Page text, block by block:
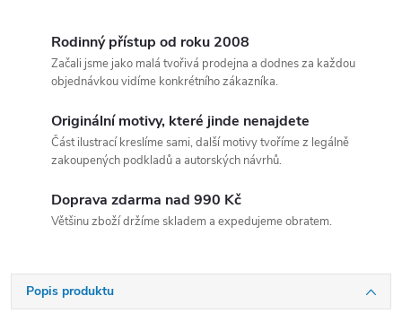
Rodinný přístup od roku 2008
Začali jsme jako malá tvořivá prodejna a dodnes za každou
objednávkou vidíme konkrétního zákazníka.
Originální motivy, které jinde nenajdete
Část ilustrací kreslíme sami, další motivy tvoříme z legálně
zakoupených podkladů a autorských návrhů.
Doprava zdarma nad 990 Kč
Většinu zboží držíme skladem a expedujeme obratem.
Popis produktu